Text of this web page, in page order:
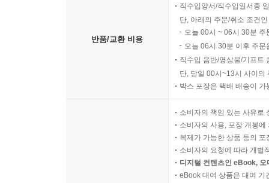
반품/교환 비용
직수입양서/직수입일서중
단, 아래의 주문/취소 조건
오늘 00시 ~ 06시 30분
오늘 06시 30분 이후 주
직수입 음반/영상물/기프트
단, 당일 00시~13시 사이의
박스 포장은 택배 배송이
소비자의 책임 있는 사유로
소비자의 사용, 포장 개봉
복제가 가능한 상품 등의
소비자의 요청에 따라 개별
디지털 컨텐츠인 eBook,
eBook 대여 상품은 대여 기